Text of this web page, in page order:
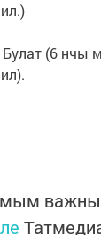
(6 нчы